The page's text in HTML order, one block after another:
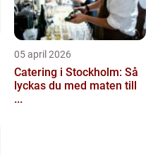
05 april 2026
Catering i Stockholm: Så
lyckas du med maten till
...